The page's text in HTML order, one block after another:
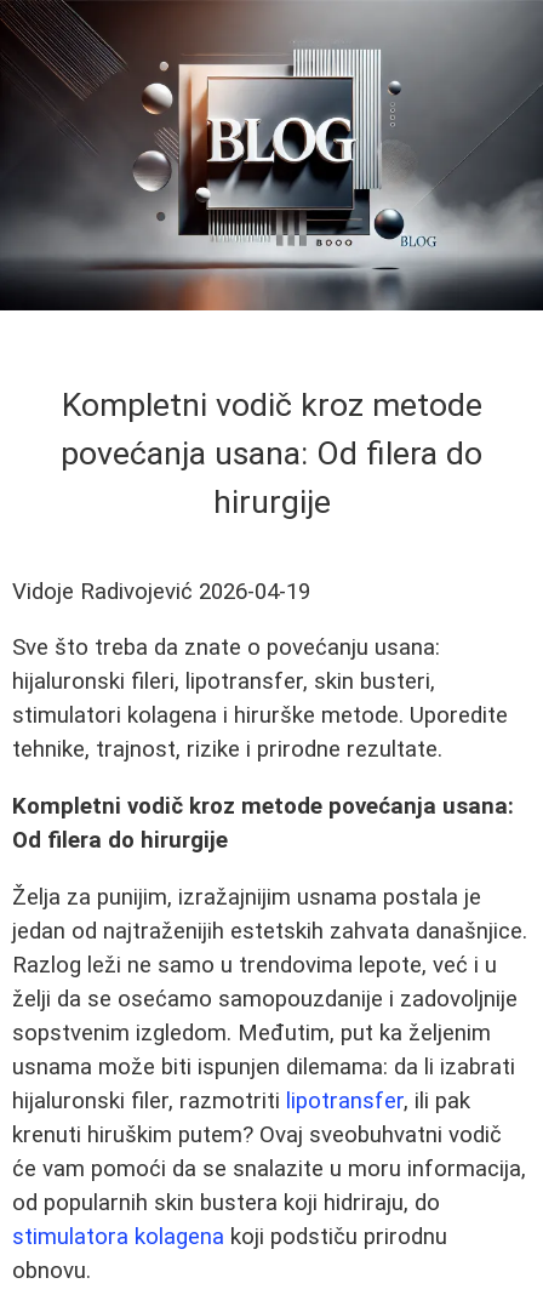
Kompletni vodič kroz metode
povećanja usana: Od filera do
hirurgije
Vidoje Radivojević 2026-04-19
Sve što treba da znate o povećanju usana:
hijaluronski fileri, lipotransfer, skin busteri,
stimulatori kolagena i hirurške metode. Uporedite
tehnike, trajnost, rizike i prirodne rezultate.
Kompletni vodič kroz metode povećanja usana:
Od filera do hirurgije
Želja za punijim, izražajnijim usnama postala je
jedan od najtraženijih estetskih zahvata današnjice.
Razlog leži ne samo u trendovima lepote, već i u
želji da se osećamo samopouzdanije i zadovoljnije
sopstvenim izgledom. Međutim, put ka željenim
usnama može biti ispunjen dilemama: da li izabrati
hijaluronski filer, razmotriti lipotransfer, ili pak
krenuti hiruškim putem? Ovaj sveobuhvatni vodič
će vam pomoći da se snalazite u moru informacija,
od popularnih skin bustera koji hidriraju, do
stimulatora kolagena koji podstiču prirodnu
obnovu.